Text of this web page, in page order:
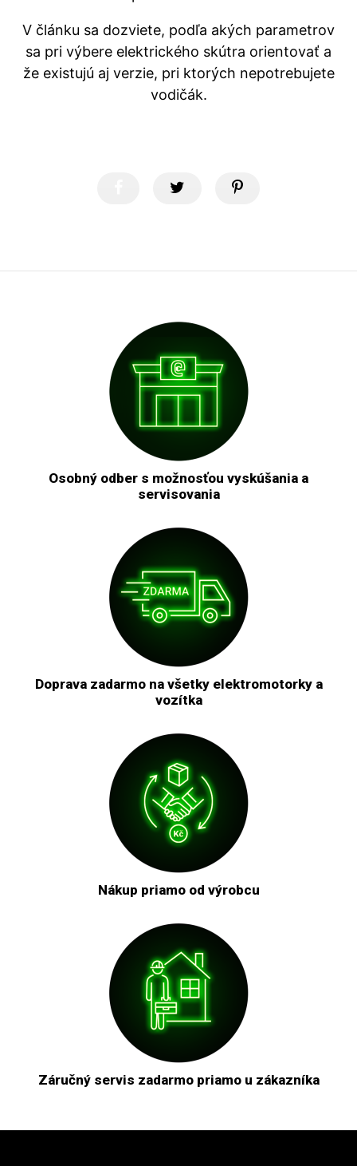
V článku sa dozviete, podľa akých parametrov
sa pri výbere elektrického skútra orientovať a
že existujú aj verzie, pri ktorých nepotrebujete
vodičák.
Osobný odber s možnosťou vyskúšania a
servisovania
Doprava zadarmo na všetky elektromotorky a
vozítka
Nákup priamo od výrobcu
Záručný servis zadarmo priamo u zákazníka